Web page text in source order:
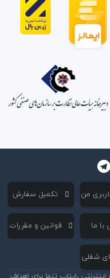
من ‌ تکمیل سفارش
با ما ‌ قوانین و مقررات
شغلی